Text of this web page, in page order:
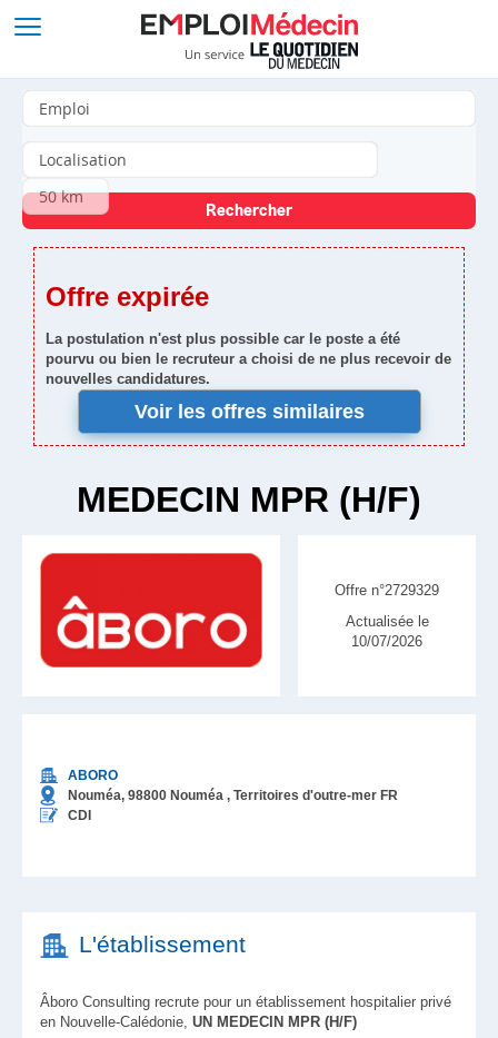
Offre expirée
La postulation n'est plus possible car le poste a été
pourvu ou bien le recruteur a choisi de ne plus recevoir de
nouvelles candidatures.
Voir les offres similaires
MEDECIN MPR (H/F)
ABORO
Nouméa, 98800 Nouméa , Territoires d'outre-mer FR
CDI
Offre n°2729329
Actualisée le
10/07/2026
L'établissement
Âboro Consulting recrute pour un établissement hospitalier privé
en Nouvelle-Calédonie, UN MEDECIN MPR (H/F)